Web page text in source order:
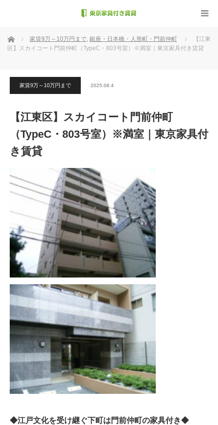
ホーム 家賃9万～10万円まで, 銀座・日本橋・人形町・門前仲町
【江東
区】スカイコート門前仲町（TypeC・803号室）※満室｜東京家具付き賃貸
家賃9万～10万円まで 2025.08.4
【江東区】スカイコート門前仲町
（TypeC・803号室）※満室｜東京家具付
き賃貸
◆江戸文化を受け継ぐ下町は門前仲町の家具付き◆